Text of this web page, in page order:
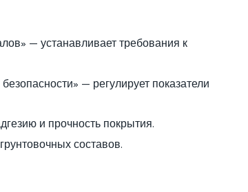
— устанавливает требования к
— регулирует показатели
и прочность покрытия.
составов.